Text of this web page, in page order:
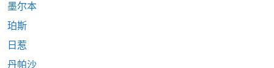
墨尔本
珀斯
日惹
丹帕沙